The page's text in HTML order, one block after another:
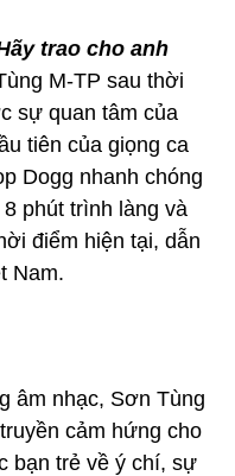
trao cho anh
M-TP sau thời
sự quan tâm của
tiên của giọng ca
Dogg nhanh chóng
phút trình làng và
điểm hiện tại, dẫn
Nam.
âm nhạc, Sơn Tùng
cảm hứng cho
bạn trẻ về ý chí, sự